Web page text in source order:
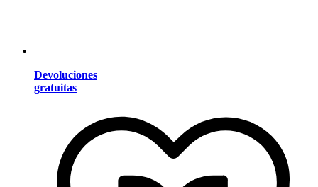
Devoluciones
gratuitas